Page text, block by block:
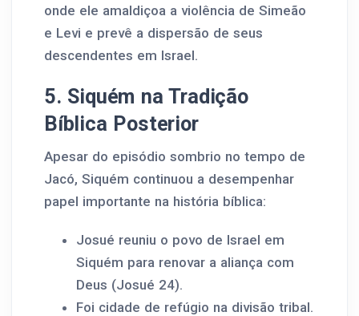
onde ele amaldiçoa a violência de Simeão
e Levi e prevê a dispersão de seus
descendentes em Israel.
5. Siquém na Tradição
Bíblica Posterior
Apesar do episódio sombrio no tempo de
Jacó, Siquém continuou a desempenhar
papel importante na história bíblica:
Josué reuniu o povo de Israel em
Siquém para renovar a aliança com
Deus (Josué 24).
Foi cidade de refúgio na divisão tribal.